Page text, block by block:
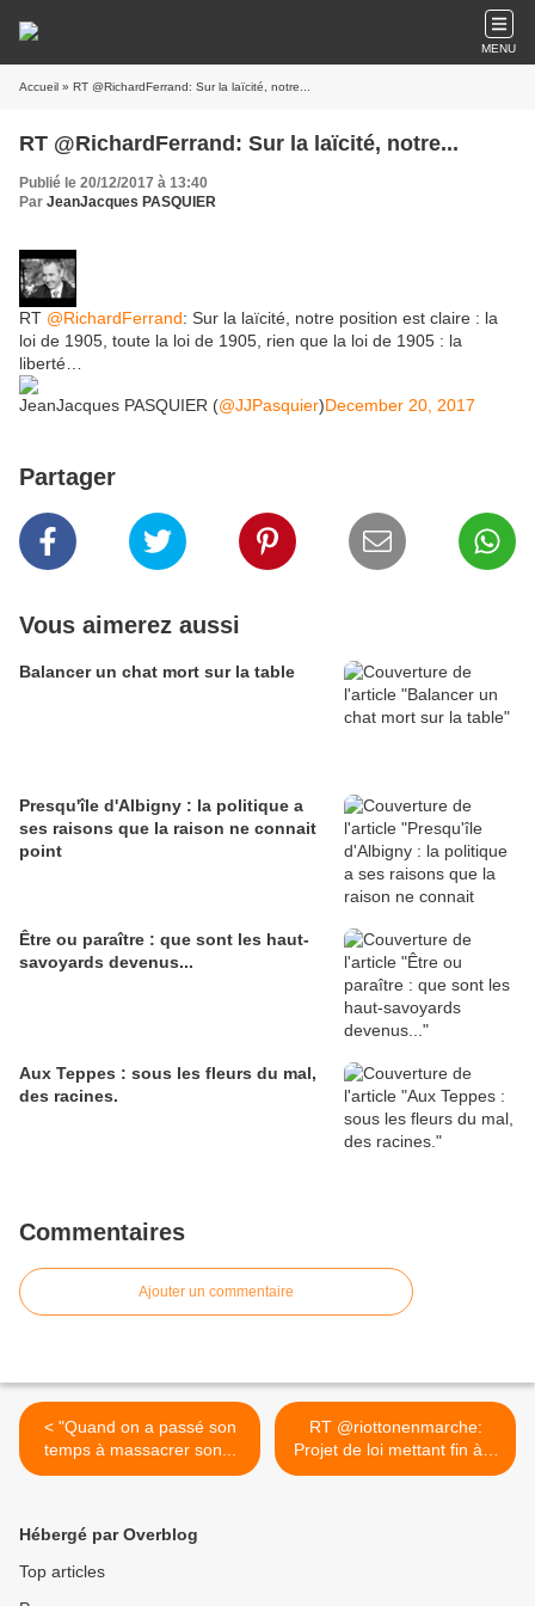
MENU
Accueil » RT @RichardFerrand: Sur la laïcité, notre...
RT @RichardFerrand: Sur la laïcité, notre...
Publié le 20/12/2017 à 13:40
Par JeanJacques PASQUIER
RT @RichardFerrand: Sur la laïcité, notre position est claire : la
loi de 1905, toute la loi de 1905, rien que la loi de 1905 : la
liberté…
JeanJacques PASQUIER (@JJPasquier)December 20, 2017
Partager
Vous aimerez aussi
Balancer un chat mort sur la table
Presqu'île d'Albigny : la politique a
ses raisons que la raison ne connait
point
Être ou paraître : que sont les haut-
savoyards devenus...
Aux Teppes : sous les fleurs du mal,
des racines.
Commentaires
Ajouter un commentaire
< "Quand on a passé son
temps à massacrer son...
RT @riottonenmarche:
Projet de loi mettant fin à...
>
Hébergé par Overblog
Top articles